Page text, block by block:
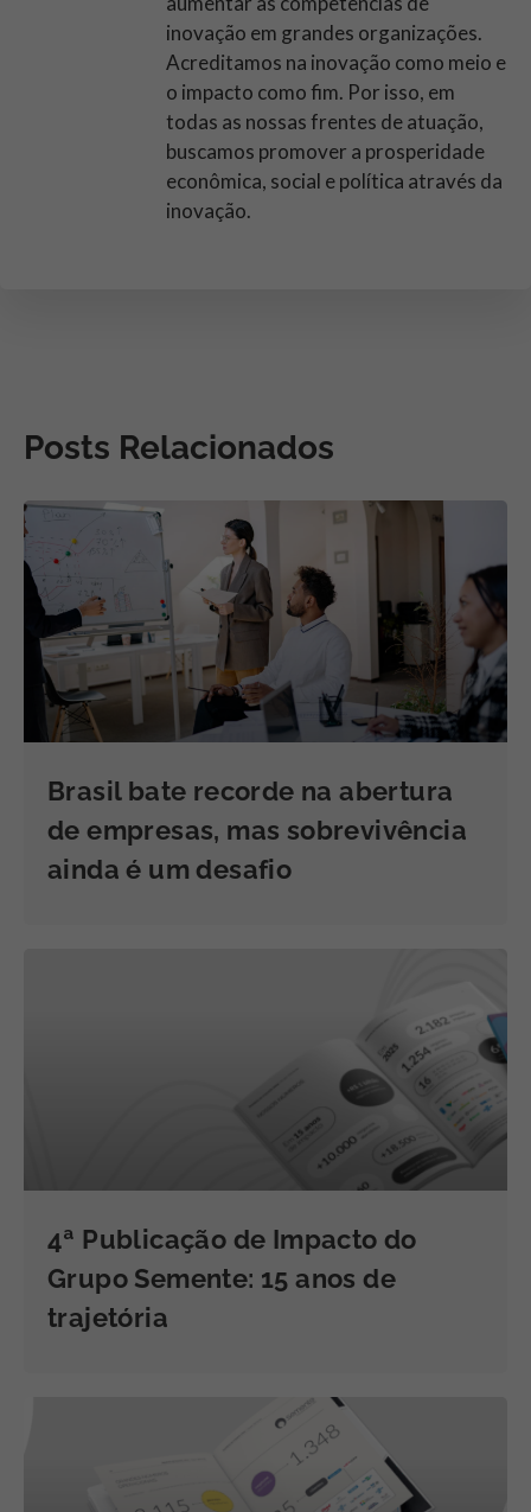
inovação em grandes organizações.
Acreditamos na inovação como meio e
o impacto como fim. Por isso, em
todas as nossas frentes de atuação,
buscamos promover a prosperidade
econômica, social e política através da
inovação.
Posts Relacionados
Brasil bate recorde na abertura
de empresas, mas sobrevivência
ainda é um desafio
4ª Publicação de Impacto do
Grupo Semente: 15 anos de
trajetória